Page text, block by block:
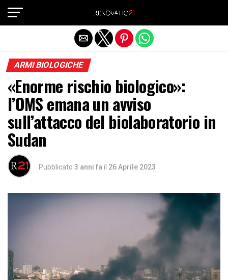
ARMI BIOLOGICHE
«Enorme rischio biologico»:
l’OMS emana un avviso
sull’attacco del biolaboratorio in
Sudan
Pubblicato 3 anni fa il 26 Aprile 2023
Exit mobile version